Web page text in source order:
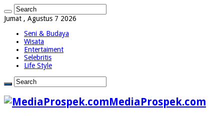
Jumat , Agustus 7 2026
Seni & Budaya
Wisata
Entertaiment
Selebritis
Life Style
MediaProspek.com